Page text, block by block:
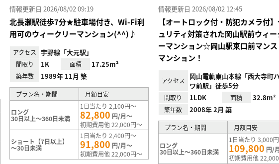
情報更新日 2026/08/02 09:19
北長瀬駅徒歩7分★駐車場付き、Wi-Fi利
用可のウィークリーマンション(^^)♪
アクセス 宇野線「大元駅」
間取り 1K 面積 17.25m²
築年数 1989年 11月 築
プラン名・期間 月額目安
ロング
30日以上～360日未満
1日当たり 2,100円～
82,800 円/月～
初期費用他 22,000円～
ショート【7日以上】
～30日未満
1日当たり 2,400円～
91,800 円/月～
初期費用他 22,000円～
情報更新日 2026/08/02 12:45
【オートロック付・防犯カメラ付
ュリティ対策された岡山駅前ウィー
ーマンション☆岡山駅東口前マンス
マンション！
アクセス
岡山電軌東山本線「西大寺町
ワ前駅」徒歩5分
間取り 1LDK 面積 32.8m²
築年数 2008年 2月 築
プラン名・期間 月額目安
ロング
30日以上～360日未満
1日当たり 3,000
109,800 円/
初期費用他